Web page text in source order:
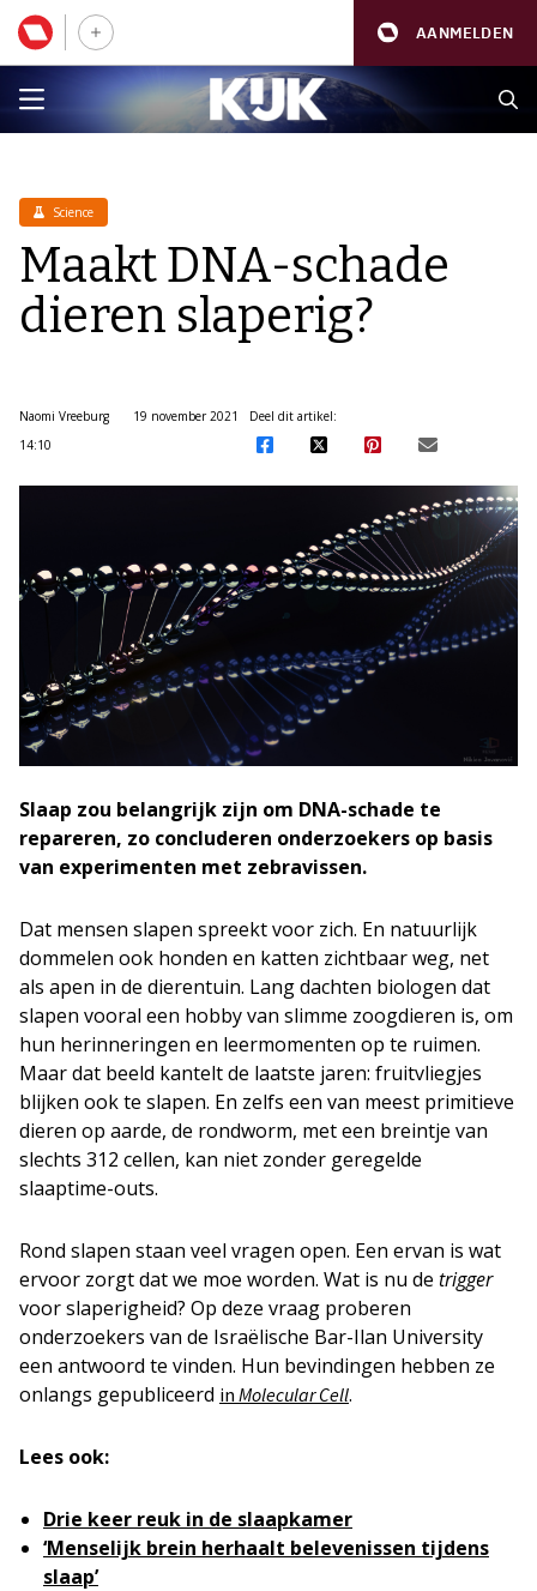
AANMELDEN
Science
Maakt DNA-schade
dieren slaperig?
Naomi Vreeburg
19 november 2021
14:10
Deel dit artikel:
Slaap zou belangrijk zijn om DNA-schade te
repareren, zo concluderen onderzoekers op basis
van experimenten met zebravissen.
Dat mensen slapen spreekt voor zich. En natuurlijk
dommelen ook honden en katten zichtbaar weg, net
als apen in de dierentuin. Lang dachten biologen dat
slapen vooral een hobby van slimme zoogdieren is, om
hun herinneringen en leermomenten op te ruimen.
Maar dat beeld kantelt de laatste jaren: fruitvliegjes
blijken ook te slapen. En zelfs een van meest primitieve
dieren op aarde, de rondworm, met een breintje van
slechts 312 cellen, kan niet zonder geregelde
slaaptime-outs.
Rond slapen staan veel vragen open. Een ervan is wat
ervoor zorgt dat we moe worden. Wat is nu de trigger
voor slaperigheid? Op deze vraag proberen
onderzoekers van de Israëlische Bar-Ilan University
een antwoord te vinden. Hun bevindingen hebben ze
onlangs gepubliceerd in Molecular Cell.
Lees ook:
Drie keer reuk in de slaapkamer
‘Menselijk brein herhaalt belevenissen tijdens
slaap’